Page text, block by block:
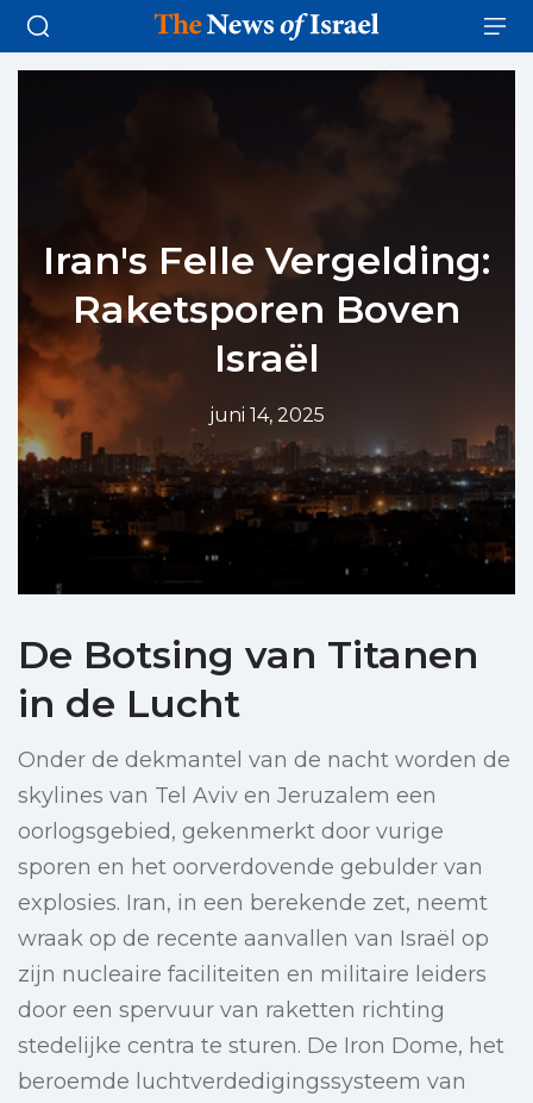
Iran's Felle Vergelding:
Raketsporen Boven
Israël
juni 14, 2025
De Botsing van Titanen
in de Lucht
Onder de dekmantel van de nacht worden de
skylines van Tel Aviv en Jeruzalem een
oorlogsgebied, gekenmerkt door vurige
sporen en het oorverdovende gebulder van
explosies. Iran, in een berekende zet, neemt
wraak op de recente aanvallen van Israël op
zijn nucleaire faciliteiten en militaire leiders
door een spervuur van raketten richting
stedelijke centra te sturen. De Iron Dome, het
beroemde luchtverdedigingssysteem van